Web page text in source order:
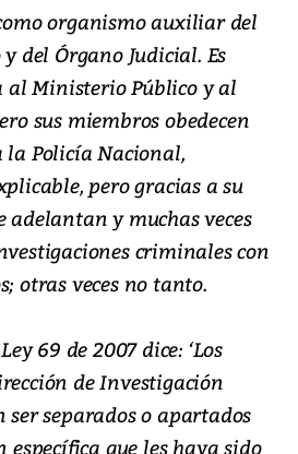
organismo auxiliar del
del Órgano Judicial. Es
al Ministerio Público y al
sus miembros obedecen
Policía Nacional,
pero gracias a su
adelantan y muchas veces
criminales con
otras veces no tanto.
69 de 2007 dice: ‘Los
de Investigación
separados o apartados
que les haya sido